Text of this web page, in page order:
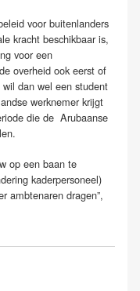
voor buitenlanders
kracht beschikbaar is,
voor een
overheid ook eerst of
dan wel een student
werknemer krijgt
die de Arubaanse
op een baan te
kaderpersoneel)
ambtenaren dragen”,